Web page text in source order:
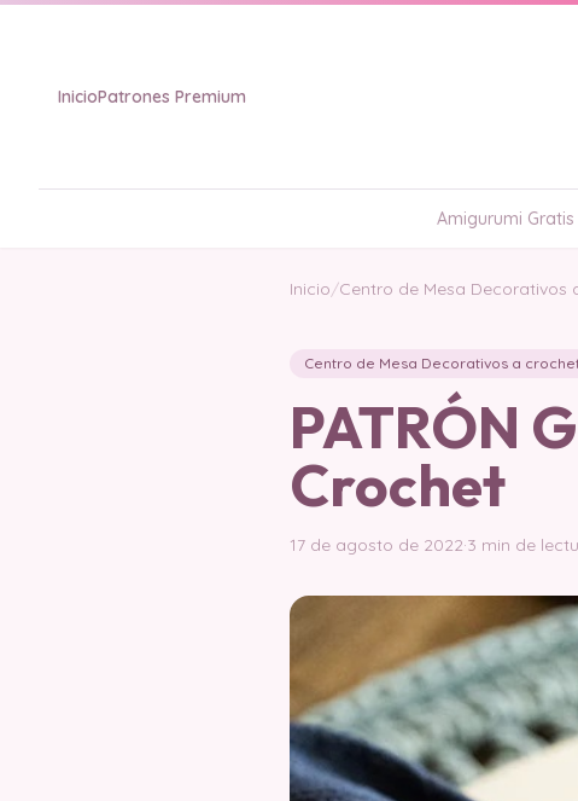
InicioPatrones Premium
Amigurumi Gratis
Inicio/Centro de Mesa Decorativos
Centro de Mesa Decorativos a
PATRÓN
Crochet
17 de agosto de 2022·3 min de